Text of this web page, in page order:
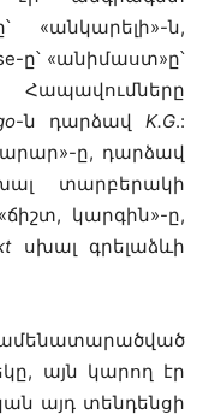
«անկարելի»-ն,
ը՝ «անիմաստ»ը՝
Հապավումները
-ն դարձավ K.G.:
ը, դարձավ
տարբերակի
կարգին»-ը,
սխալ գրելաձևի
այն կարող էր
այդ տենդենցի